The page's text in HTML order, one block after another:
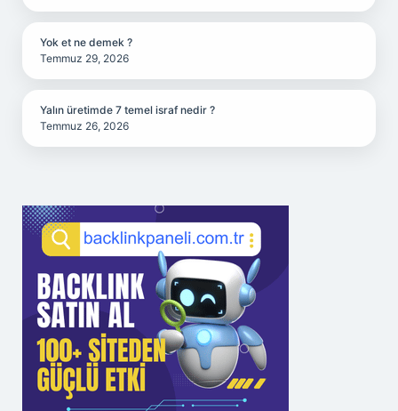
Yok et ne demek ?
Temmuz 29, 2026
Yalın üretimde 7 temel israf nedir ?
Temmuz 26, 2026